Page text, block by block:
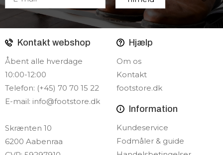
Kontakt webshop
Åbent alle hverdage
10:00-12:00
Telefon: (+45) 70 70 15 22
E-mail: info@footstore.dk
Skrænten 10
6200 Aabenraa
Hjælp
Om os
Kontakt
footstore.dk
Information
Kundeservice
Fodmåler & guide